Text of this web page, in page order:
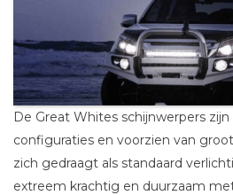
De Great Whites schijnwerpers
configuraties en voorzien van
zich gedraagt als standaard
extreem krachtig en duurzaam